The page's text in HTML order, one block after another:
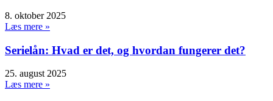
8. oktober 2025
Læs mere »
Serielån: Hvad er det, og hvordan fungerer det?
25. august 2025
Læs mere »